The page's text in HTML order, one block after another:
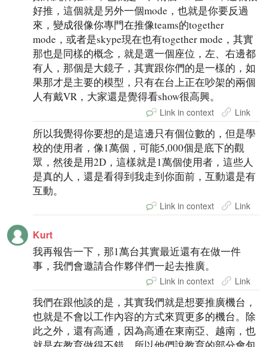
好推，這個就是另外一個mode，也就是你要反過
來，變成很像你專門在推像teams的together
mode，或者是skype現在也有together mode，其實
那也是同樣的概念，就是選一個座位，左、右邊都
有人，那個是大鏡子，其實跟你們的是一樣的，如
果那才是主要的模型，只有在台上正在吵架的兩個
人有戴VR，大家還是覺得看show很高興。
Link in context Link
所以我覺得你要想的是這邊只有個位數的，但是學
校的使用者，像1萬個，可能5,000個是底下的觀
眾，然後是用2D，這樣就是1萬個使用者，這些人
是真的人，還是看得到我走到你面前，互動還是有
互動。
Link in context Link
Kurt
我再報告一下，那1萬台其實最近還有在做一件
事，我們會邀請合作夥伴們一起去推廣。
Link in context Link
我們在跟他談的是，其實我們就是想要推廣機台，
也就是不會以工作內容的方式來買更多的機台。除
此之外，還有高通，因為高通在東南亞、越南，也